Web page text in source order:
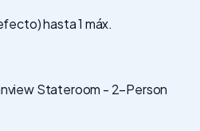
hasta 1 máx.
Stateroom - 2-Person